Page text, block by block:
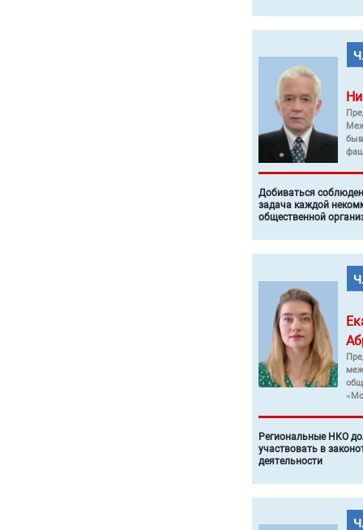
Добиваться
задача каждой
общественной
Региональные НКО
участвовать в
деятельности